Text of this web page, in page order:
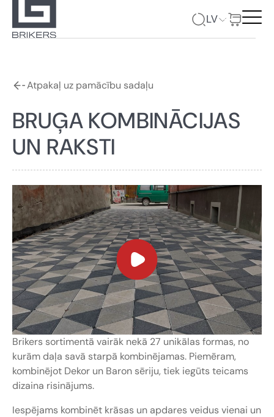
LV
Atpakaļ uz pamācību sadaļu
BRUĢA KOMBINĀCIJAS
UN RAKSTI
Brikers sortimentā vairāk nekā 27 unikālas formas, no
kurām daļa savā starpā kombinējamas. Piemēram,
kombinējot Dekor un Baron sēriju, tiek iegūts teicams
dizaina risinājums.
Iespējams kombinēt krāsas un apdares veidus vienai un